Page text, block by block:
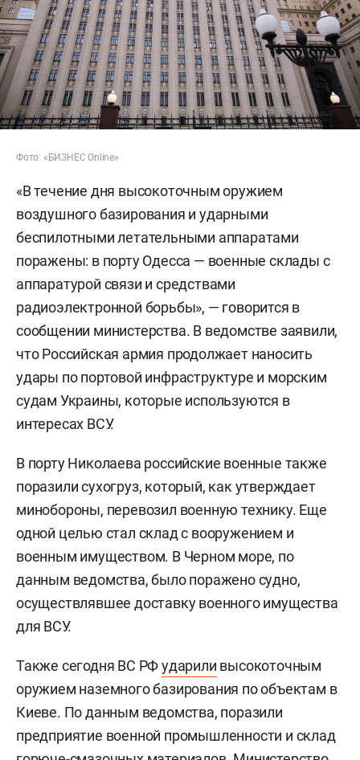
Фото: «БИЗНЕС Online»
«В течение дня высокоточным оружием
воздушного базирования и ударными
беспилотными летательными аппаратами
поражены: в порту Одесса — военные склады с
аппаратурой связи и средствами
радиоэлектронной борьбы», — говорится в
сообщении министерства. В ведомстве заявили,
что Российская армия продолжает наносить
удары по портовой инфраструктуре и морским
судам Украины, которые используются в
интересах ВСУ.
В порту Николаева российские военные также
поразили сухогруз, который, как утверждает
минобороны, перевозил военную технику. Еще
одной целью стал склад с вооружением и
военным имуществом. В Черном море, по
данным ведомства, было поражено судно,
осуществлявшее доставку военного имущества
для ВСУ.
Также сегодня ВС РФударили высокоточным
оружием наземного базирования по объектам в
Киеве. По данным ведомства, поразили
предприятие военной промышленности и склад